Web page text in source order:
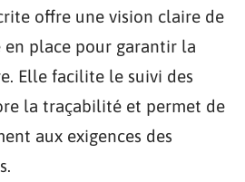
offre une vision claire de
en place pour garantir la
Elle facilite le suivi des
la traçabilité et permet de
aux exigences des